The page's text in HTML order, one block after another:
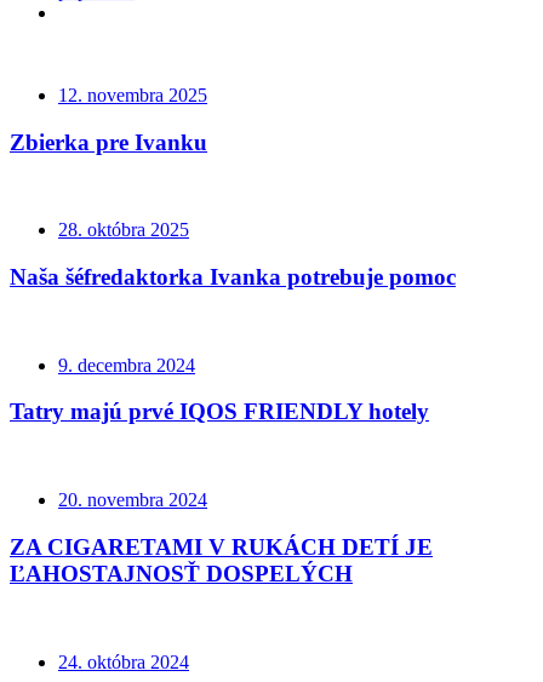
12. novembra 2025
Zbierka pre Ivanku
28. októbra 2025
Naša šéfredaktorka Ivanka potrebuje pomoc
9. decembra 2024
Tatry majú prvé IQOS FRIENDLY hotely
20. novembra 2024
ZA CIGARETAMI V RUKÁCH DETÍ JE
ĽAHOSTAJNOSŤ DOSPELÝCH
24. októbra 2024